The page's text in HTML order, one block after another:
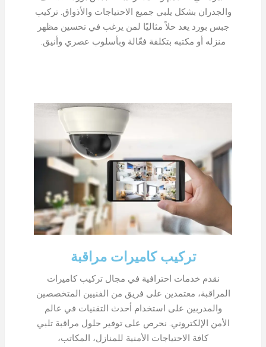
والجدران بشكل يلبي جميع الاحتياجات والأذواق. تركيب
جبس بورد يعد حلاً مثاليًا لمن يرغب في تحسين مظهر
منزله أو مكتبه بتكلفة فعّالة وبأسلوب عصري وأنيق.
تركيب كاميرات مراقبة
نقدم خدمات احترافية في مجال تركيب كاميرات
المراقبة، معتمدين على فريق من الفنيين المتخصصين
والمدربين على استخدام أحدث التقنيات في عالم
الأمن الإلكتروني. نحرص على توفير حلول مراقبة تلبي
كافة الاحتياجات الأمنية للمنازل، المكاتب،